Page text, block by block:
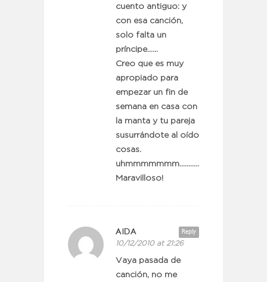
cuento antiguo: y
con esa canción,
solo falta un
príncipe……
Creo que es muy
apropiado para
empezar un fin de
semana en casa con
la manta y tu pareja
susurrándote al oído
cosas.
uhmmmmmmm……………..
Maravilloso!
Reply
AIDA
10/12/2010 at 21:26
Vaya pasada de
canción, no me